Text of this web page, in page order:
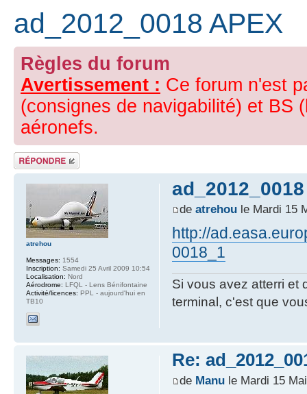
ad_2012_0018 APEX
Règles du forum
Avertissement : Ce forum n'est
(consignes de navigabilité) et BS
aéronefs.
Répondre
de atrehoule Mardi 15
http://
0018_1
Si vous avez atterri et
terminal, c'est que
atrehou
Messages: 1554
Inscription: Samedi 25 Avril 2009 10:54
Localisation: Nord
Aérodrome: LFQL - Lens Bénifontaine
Activité/licences: PPL - aujourd'hui en
TB10
Re:
de Manule Mardi 15